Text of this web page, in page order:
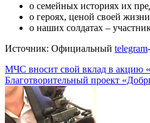
о семейных историях их
о героях, ценой своей
о наших солдатах –
Источник: Официальный telegram
Навигация
по
записям
МЧС вносит свой вклад в акцию
Благотворительный проект